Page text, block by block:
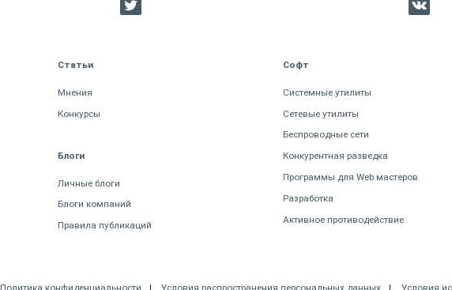
Статьи
Мнения
Конкурсы
Блоги
Личные блоги
Блоги компаний
Правила публикаций
Софт
Системные утилиты
Сетевые утилиты
Беспроводные сети
Конкурентная разведка
Программы для Web мастеров
Разработка
Активное противодействие